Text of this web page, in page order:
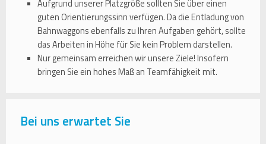
Aufgrund unserer Platzgröße sollten Sie über einen
guten Orientierungssinn verfügen. Da die Entladung von
Bahnwaggons ebenfalls zu Ihren Aufgaben gehört, sollte
das Arbeiten in Höhe für Sie kein Problem darstellen.
Nur gemeinsam erreichen wir unsere Ziele! Insofern
bringen Sie ein hohes Maß an Teamfähigkeit mit.
Bei uns erwartet Sie